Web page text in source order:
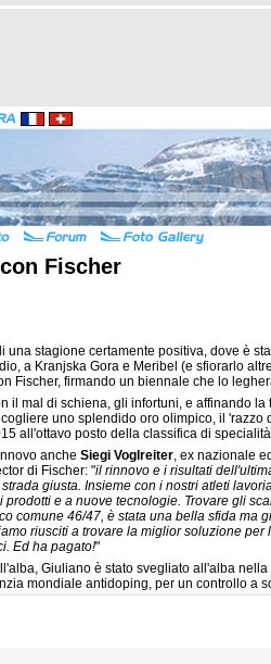
Fischer
una stagione certamente positiva, dove è
a Kranjska Gora e Meribel (e sfiorarlo
Fischer, firmando un biennale che lo
il mal di schiena, gli infortuni, e affinando
uno splendido oro olimpico, il 'razzo
all'ottavo posto della classifica di
anche Siegi Voglreiter, ex nazionale
di Fischer: "il rinnovo e i risultati
giusta. Insieme con i nostri atleti
prodotti e a nuove tecnologie. Trovare gli
comune 46/47, è stata una bella sfida ma
riusciti a trovare la miglior soluzione per
Ed ha pagato!"
Giuliano è stato svegliato all'alba
mondiale antidoping, per un controllo a